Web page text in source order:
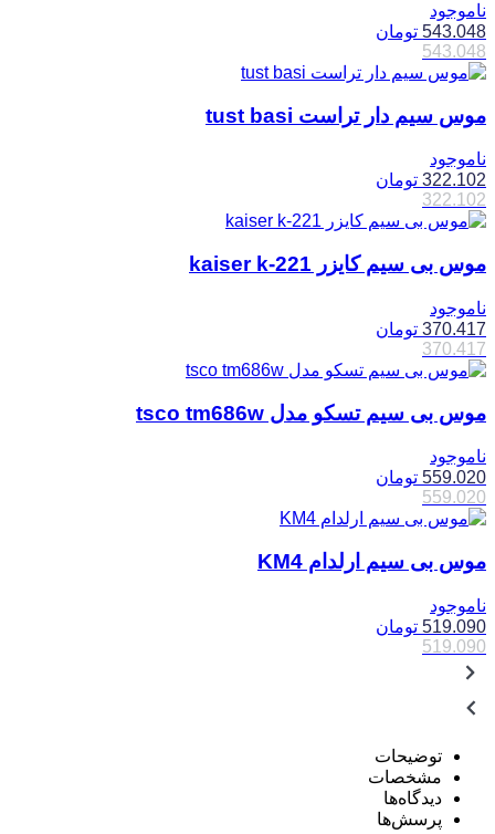
ناموجود
543.048 تومان
543.048
موس سیم دار تراست tust basi
ناموجود
322.102 تومان
322.102
موس بی سیم کایزر kaiser k-221
ناموجود
370.417 تومان
370.417
موس بی سیم تسکو مدل tsco tm686w
ناموجود
559.020 تومان
559.020
موس بی سیم ارلدام KM4
ناموجود
519.090 تومان
519.090
توضیحات
مشخصات
دیدگاه‌ها
پرسش‌ها